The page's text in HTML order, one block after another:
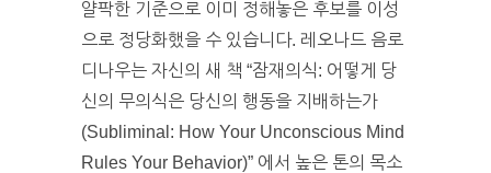
얄팍한 기준으로 이미 정해놓은 후보를 이성
으로 정당화했을 수 있습니다. 레오나드 음로
디나우는 자신의 새 책 “잠재의식: 어떻게 당
신의 무의식은 당신의 행동을 지배하는가
(Subliminal: How Your Unconscious Mind
Rules Your Behavior)” 에서 높은 톤의 목소